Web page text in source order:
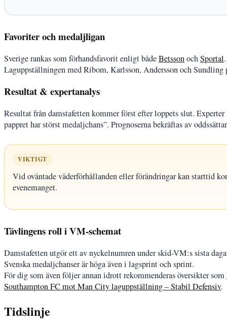
Favoriter och medaljligan
Sverige rankas som förhandsfavorit enligt bådeBetssonochSportal
Laguppställningen med Ribom, Karlsson, Andersson och Sundling
Resultat & expertanalys
Resultat från damstafetten kommer först efter loppets slut.
pappret har störst medaljchans”. Prognoserna bekräftas av
VIKTIGT
Vid oväntade väderförhållanden eller förändringar kan starttid
evenemanget.
Tävlingens roll i VM-schemat
Damstafetten utgör ett av nyckelnumren under skid-VM:s sista
Svenska medaljchanser är höga även i lagsprint och sprint.
För dig som även följer annan idrott rekommenderas översikter som
Southampton FC mot Man City laguppställning – Stabil Defensiv.
Tidslinje